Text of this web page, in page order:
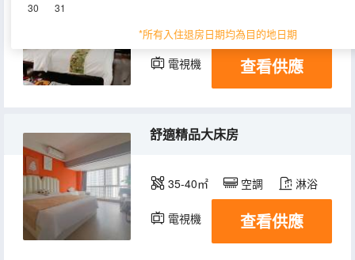
30 31
*所有入住退房日期均為目的地日期
25-30㎡ 空調 淋浴
電視機 冰箱
查看供應
舒適精品大床房
35-40㎡ 空調 淋浴
電視機 冰箱
查看供應